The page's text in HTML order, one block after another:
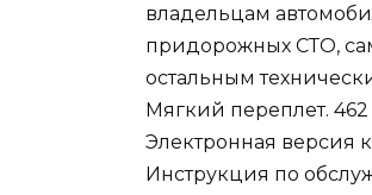
владельцам
придорожных СТО,
остальным
Мягкий переплет. 462
Электронная версия
Инструкция по